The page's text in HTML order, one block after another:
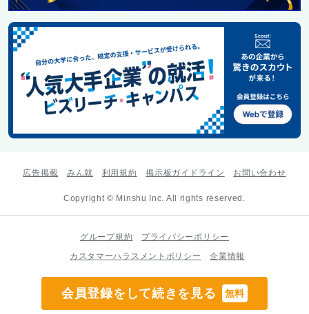
会員登録をして続きを見る 無料
広告掲載 みん就 利用規約 掲示板ガイドライン お問い合わせ
Copyright © Minshu Inc. All rights reserved.
グループ規約
プライバシーポリシー
カスタマーハラスメントポリシー
企業情報